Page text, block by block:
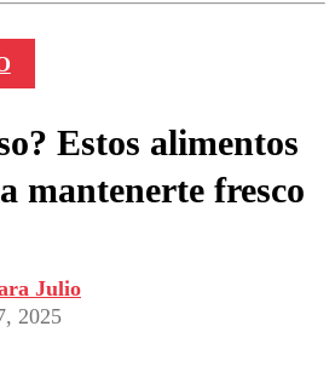
Estos alimentos
mantenerte fresco
Julio
2025